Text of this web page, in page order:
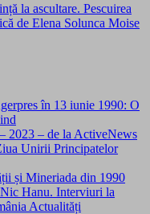
la ascultare. Pescuirea
de Elena Solunca Moise
în 13 iunie 1990: O
2023 – de la ActiveNews
Unirii Principatelor
și Mineriada din 1990
Hanu. Interviuri la
Actualități